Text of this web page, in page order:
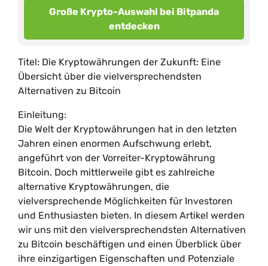
Große Krypto-Auswahl bei Bitpanda
entdecken
Titel: Die Kryptowährungen der Zukunft: Eine
Übersicht über die vielversprechendsten
Alternativen zu Bitcoin
Einleitung:
Die Welt der Kryptowährungen hat in den letzten
Jahren einen enormen Aufschwung erlebt,
angeführt von der Vorreiter-Kryptowährung
Bitcoin. Doch mittlerweile gibt es zahlreiche
alternative Kryptowährungen, die
vielversprechende Möglichkeiten für Investoren
und Enthusiasten bieten. In diesem Artikel werden
wir uns mit den vielversprechendsten Alternativen
zu Bitcoin beschäftigen und einen Überblick über
ihre einzigartigen Eigenschaften und Potenziale